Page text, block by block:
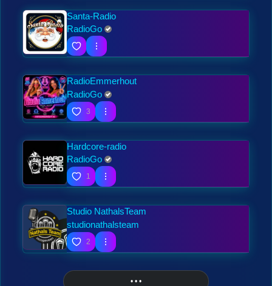
Santa-Radio
RadioGo
RadioEmmerhout
RadioGo
3
Hardcore-radio
RadioGo
1
Studio NathalsTeam
studionathalsteam
2
• • •